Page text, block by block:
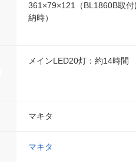
361×79×121（BL1860B取
納時）
メインLED20灯：約14時間
マキタ
マキタ